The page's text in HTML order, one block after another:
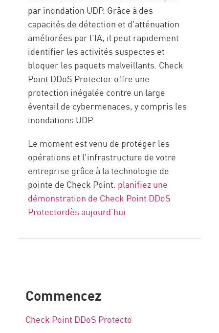
par inondation UDP. Grâce à des
capacités de détection et d'atténuation
améliorées par l'IA, il peut rapidement
identifier les activités suspectes et
bloquer les paquets malveillants. Check
Point DDoS Protector offre une
protection inégalée contre un large
éventail de cybermenaces, y compris les
inondations UDP.
Le moment est venu de protéger les
opérations et l'infrastructure de votre
entreprise grâce à la technologie de
pointe de Check Point: planifiez une
démonstration de Check Point DDoS
Protectordès aujourd'hui.
Commencez
Check Point DDoS Protecto